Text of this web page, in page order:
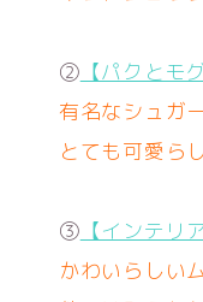
② 【パクとモ
有名なシュガ
とても可愛ら
③ 【インテリ
かわいらしい